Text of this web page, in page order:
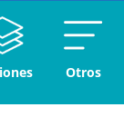
Otros